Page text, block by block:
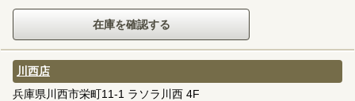
川西店
兵庫県川西市栄町11-1 ラソラ川西 4F